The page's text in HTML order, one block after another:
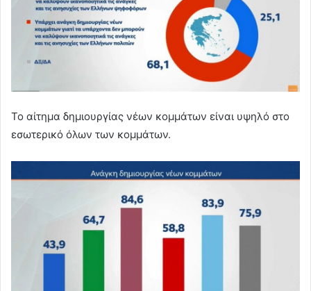
Το αίτημα δημιουργίας νέων κομμάτων είναι υψηλό στο
εσωτερικό όλων των κομμάτων.